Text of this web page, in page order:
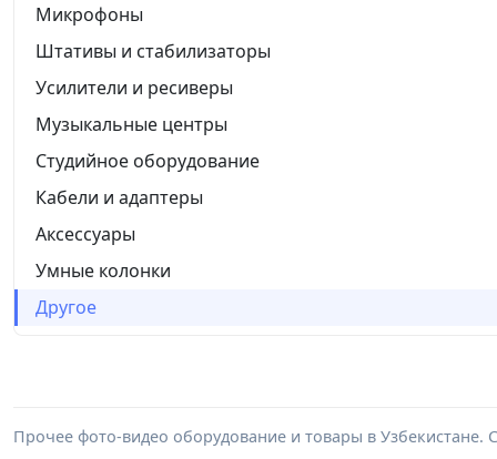
Микрофоны
Штативы и стабилизаторы
Усилители и ресиверы
Музыкальные центры
Студийное оборудование
Кабели и адаптеры
Аксессуары
Умные колонки
Другое
Прочее фото-видео оборудование и товары в